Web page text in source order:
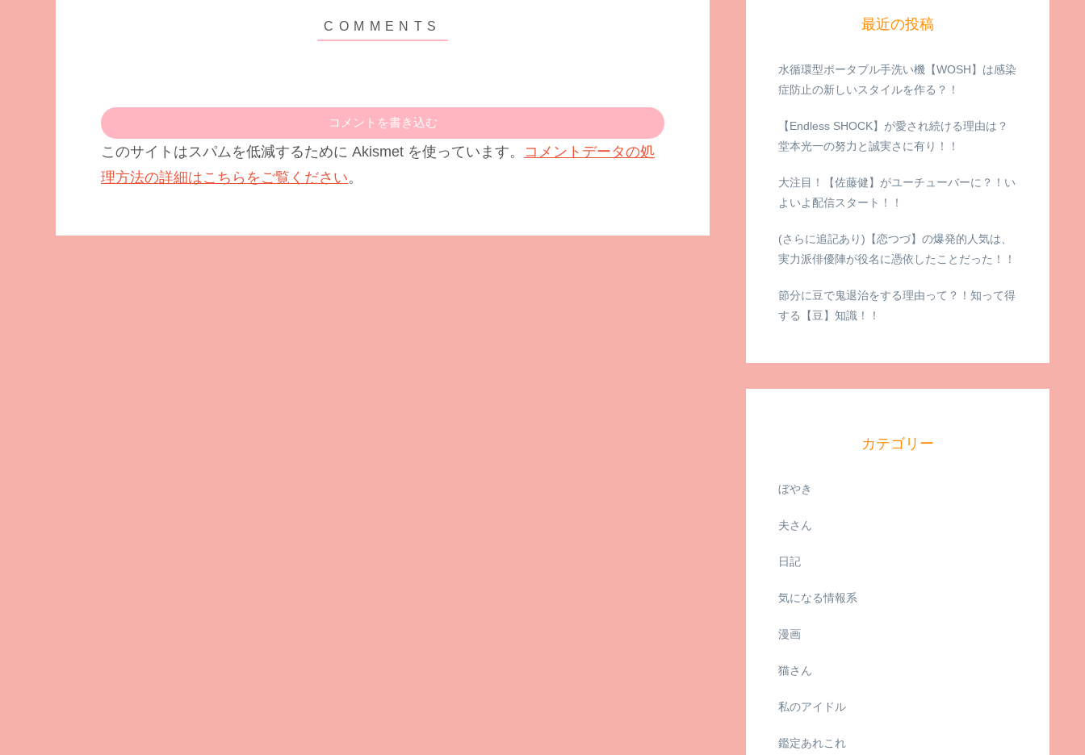
コメントを書き込む
このサイトはスパムを低減するために Akismet を使っています。 コメントデータの処
理方法の詳細はこちらをご覧ください。
最近の投稿
水循環型ポータブル手洗い機【WOSH】は感染
症防止の新しいスタイルを作る？！
【Endless SHOCK】が愛され続ける理由は？
堂本光一の努力と誠実さに有り！！
大注目！【佐藤健】がユーチューバーに？！い
よいよ配信スタート！！
(さらに追記あり)【恋つづ】の爆発的人気は、
実力派俳優陣が役名に憑依したことだった！！
節分に豆で鬼退治をする理由って？！知って得
する【豆】知識！！
カテゴリー
ぼやき
夫さん
日記
気になる情報系
漫画
猫さん
私のアイドル
鑑定あれこれ